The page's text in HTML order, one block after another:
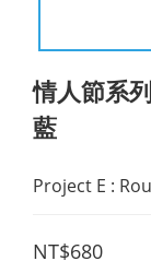
情人節系
藍
Project E :
NT$680